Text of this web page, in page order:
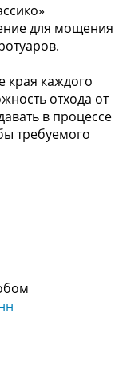
для мощения
края каждого
отхода от
в процессе
требуемого